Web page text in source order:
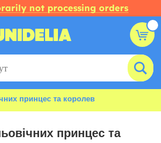
not processing orders
принцес та королев
принцес та